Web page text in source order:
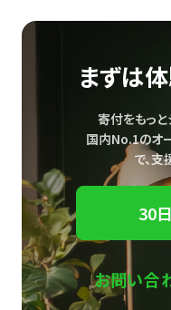
まずは
寄付をもっと
国内No.1のオ
で、支
30
お問い合